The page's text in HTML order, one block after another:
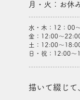
月・火：お
水・木：12：00
金：12:00〜
土：12:00〜
日・祝：12:00〜
描いて綴じて